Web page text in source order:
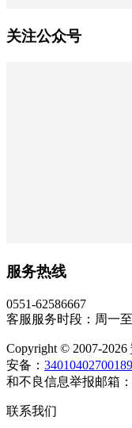
关注公众号
服务热线
0551-62586667
客服服务时段：周一
Copyright © 2007-2026
安备：
和不良信息举报邮箱：
联系我们